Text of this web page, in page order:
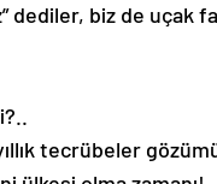
dediler, biz de uçak
tecrübeler